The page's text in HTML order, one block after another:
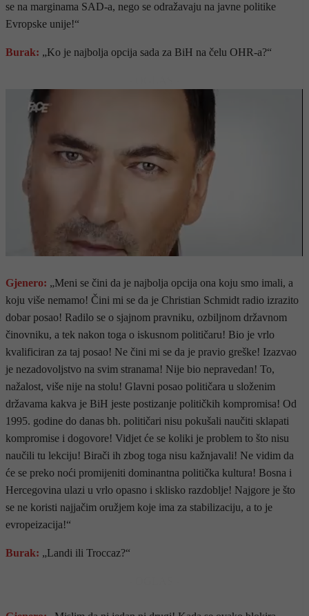
se na marginama SAD-a, nego se odražavaju na javne politike
Evropske unije!“
Burak: „Ko je najbolja opcija sada za BiH na čelu OHR-a?“
Gjenero: „Meni se čini da je najbolja opcija ona koju smo imali, a
koju više nemamo! Čini mi se da je Christian Schmidt radio izrazito
dobar posao! Radilo se o sjajnom pravniku, ozbiljnom državnom
činovniku, a tek nakon toga o iskusnom političaru! Bio je vrlo
kvalificiran za taj posao! Ne čini mi se da je pravio greške! Izazvao
je nezadovoljstvo na svim stranama! Nije bio nepravedan! To,
nažalost, više nije na stolu! Glavni posao političara u složenim
državama kakva je BiH jeste postizanje političkih kompromisa! Od
1995. godine do danas bh. političari nisu pokušali naučiti sklapati
kompromise i dogovore! Vidjet će se koliki je problem to što nisu
naučili tu lekciju! Birači ih zbog toga nisu kažnjavali! Ne vidim da
će se preko noći promijeniti dominantna politička kultura! Bosna i
Hercegovina ulazi u vrlo opasno i sklisko razdoblje! Najgore je što
se ne koristi najjačim oružjem koje ima za stabilizaciju, a to je
evropeizacija!“
Burak: „Landi ili Troccaz?“